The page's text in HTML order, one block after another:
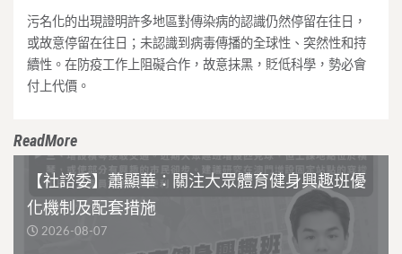
污名化的出現證明許多地區對傳染病的認識仍然停留在往日，
或故意停留在往日；未認識到病毒傳播的全球性、突然性和持
續性。在防疫工作上阻礙合作，故意抹黑，貶低科學，勢必會
付上代價。
ReadMore
【社諮委】蕭顯華：關注大眾體育健身興趣班優
化機制及配套措施
2026-08-07